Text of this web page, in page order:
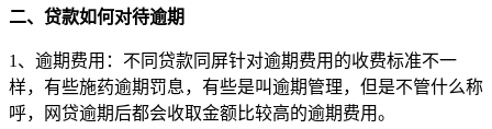
二、贷款如何对待逾期
1、逾期费用：不同贷款同屏针对逾期费用的收费标准不一
样，有些施药逾期罚息，有些是叫逾期管理，但是不管什么称
呼，网贷逾期后都会收取金额比较高的逾期费用。